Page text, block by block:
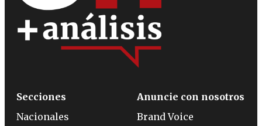
Secciones
Nacionales
Anuncie con nosotros
Brand Voice